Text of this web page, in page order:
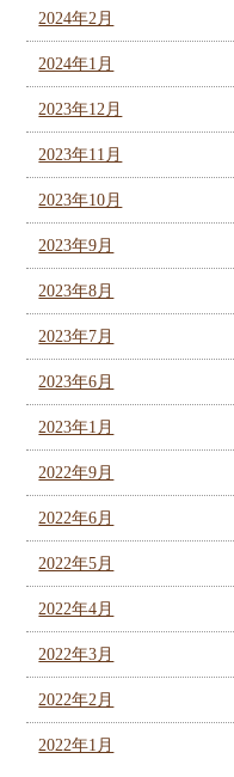
2024年2月
2024年1月
2023年12月
2023年11月
2023年10月
2023年9月
2023年8月
2023年7月
2023年6月
2023年1月
2022年9月
2022年6月
2022年5月
2022年4月
2022年3月
2022年2月
2022年1月